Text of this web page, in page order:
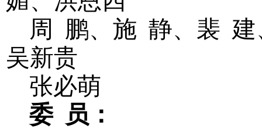
周
鹏、施 静、裴 建
吴新贵
张必萌
委
员：